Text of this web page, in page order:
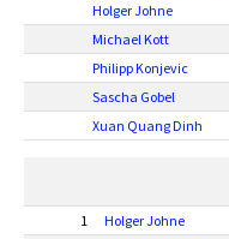
Holger Johne
Michael Kott
Philipp Konjevic
Sascha Gobel
Xuan Quang Dinh
1 Holger Johne